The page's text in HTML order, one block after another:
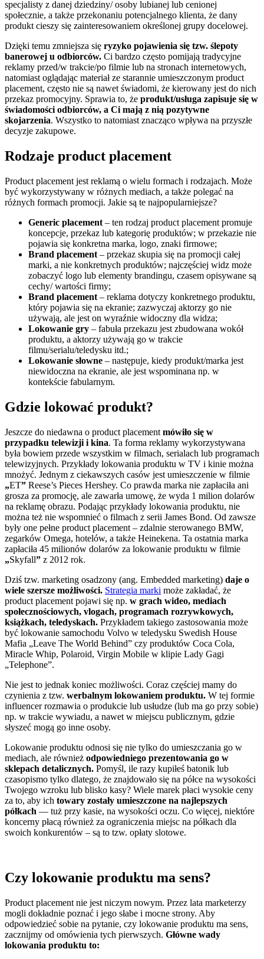
specjalisty z danej dziedziny/ osoby lubianej lub cenionej
społecznie, a także przekonaniu potencjalnego klienta, że dany
produkt cieszy się zainteresowaniem określonej grupy docelowej.
Dzięki temu zmniejsza się ryzyko pojawienia się tzw. ślepoty
banerowej u odbiorców. Ci bardzo często pomijają tradycyjne
reklamy przed/w trakcie/po filmie lub na stronach internetowych,
natomiast oglądając materiał ze starannie umieszczonym product
placement, często nie są nawet świadomi, że kierowany jest do nich
przekaz promocyjny. Sprawia to, że produkt/usługa zapisuje się w
świadomości odbiorców, a Ci mają z nią pozytywne
skojarzenia. Wszystko to natomiast znacząco wpływa na przyszłe
decyzje zakupowe.
Rodzaje product placement
Product placement jest reklamą o wielu formach i rodzajach. Może
być wykorzystywany w różnych mediach, a także polegać na
różnych formach promocji. Jakie są te najpopularniejsze?
Generic placement – ten rodzaj product placement promuje
koncepcje, przekaz lub kategorię produktów; w przekazie nie
pojawia się konkretna marka, logo, znaki firmowe;
Brand placement – przekaz skupia się na promocji całej
marki, a nie konkretnych produktów; najczęściej widz może
zobaczyć logo lub elementy brandingu, czasem opisywane są
cechy/ wartości firmy;
Brand placement – reklama dotyczy konkretnego produktu,
który pojawia się na ekranie; zazwyczaj aktorzy go nie
używają, ale jest on wyraźnie widoczny dla widza;
Lokowanie gry – fabuła przekazu jest zbudowana wokół
produktu, a aktorzy używają go w trakcie
filmu/serialu/teledysku itd.;
Lokowanie słowne – następuje, kiedy produkt/marka jest
niewidoczna na ekranie, ale jest wspominana np. w
kontekście fabularnym.
Gdzie lokować produkt?
Jeszcze do niedawna o product placement mówiło się w
przypadku telewizji i kina. Ta forma reklamy wykorzystywana
była bowiem przede wszystkim w filmach, serialach lub programach
telewizyjnych. Przykłady lokowania produktu w TV i kinie można
mnożyć. Jednym z ciekawszych casów jest umieszczenie w filmie
„ET” Reese’s Pieces Hershey. Co prawda marka nie zapłaciła ani
grosza za promocję, ale zawarła umowę, że wyda 1 milion dolarów
na reklamę obrazu. Podając przykłady lokowania produktu, nie
można też nie wspomnieć o filmach z serii James Bond. Od zawsze
były one pełne product placement – zdalnie sterowanego BMW,
zegarków Omega, hotelów, a także Heinekena. Ta ostatnia marka
zapłaciła 45 milionów dolarów za lokowanie produktu w filmie
„Skyfall” z 2012 rok.
Dziś tzw. marketing osadzony (ang. Embedded marketing) daje o
wiele szersze możliwości. Strategia marki może zakładać, że
product placement pojawi się np. w grach wideo, mediach
społecznościowych, vlogach, programach rozrywkowych,
książkach, teledyskach. Przykładem takiego zastosowania może
być lokowanie samochodu Volvo w teledysku Swedish House
Mafia „Leave The World Behind” czy produktów Coca Cola,
Miracle Whip, Polaroid, Virgin Mobile w klipie Lady Gagi
„Telephone”.
Nie jest to jednak koniec możliwości. Coraz częściej mamy do
czynienia z tzw. werbalnym lokowaniem produktu. W tej formie
influencer rozmawia o produkcie lub usłudze (lub ma go przy sobie)
np. w trakcie wywiadu, a nawet w miejscu publicznym, gdzie
słyszeć mogą go inne osoby.
Lokowanie produktu odnosi się nie tylko do umieszczania go w
mediach, ale również odpowiedniego prezentowania go w
sklepach detalicznych. Pomyśl, ile razy kupiłeś batonik lub
czasopismo tylko dlatego, że znajdowało się na półce na wysokości
Twojego wzroku lub blisko kasy? Wiele marek płaci wysokie ceny
za to, aby ich towary zostały umieszczone na najlepszych
półkach — tuż przy kasie, na wysokości oczu. Co więcej, niektóre
koncerny płacą również za ograniczenia miejsc na półkach dla
swoich konkurentów – są to tzw. opłaty slotowe.
Czy lokowanie produktu ma sens?
Product placement nie jest niczym nowym. Przez lata marketerzy
mogli dokładnie poznać i jego słabe i mocne strony. Aby
odpowiedzieć sobie na pytanie, czy lokowanie produktu ma sens,
zacznijmy od omówienia tych pierwszych. Główne wady
lokowania produktu to: